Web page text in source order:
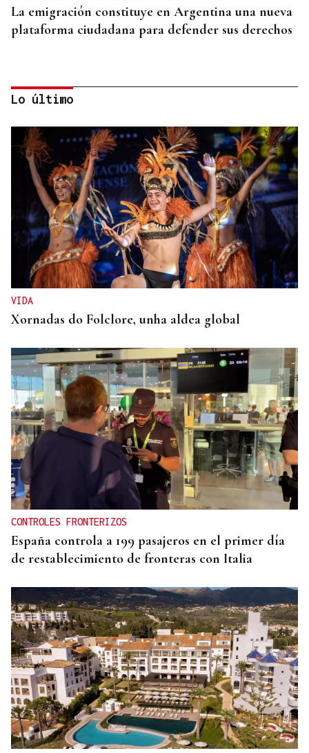
La emigración constituye en Argentina una nueva
plataforma ciudadana para defender sus derechos
GIRA
El Ballet Folklórico Tupa Marka en gira en España
y Francia
Lo último
VIDA
Xornadas do Folclore, unha aldea global
CONTROLES FRONTERIZOS
España controla a 199 pasajeros en el primer día
de restablecimiento de fronteras con Italia